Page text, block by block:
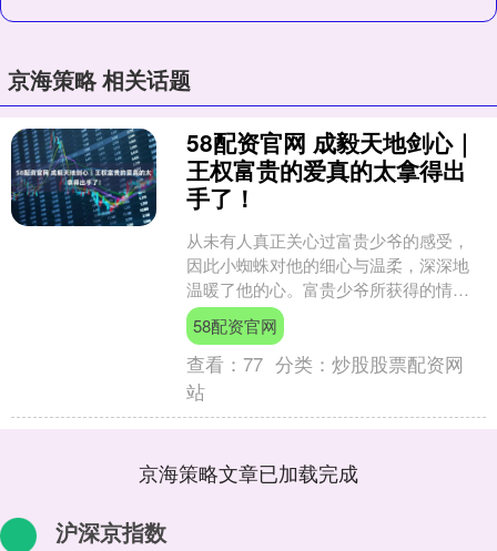
京海策略 相关话题
58配资官网 成毅天地剑心｜
王权富贵的爱真的太拿得出
手了！
从未有人真正关心过富贵少爷的感受，
因此小蜘蛛对他的细心与温柔，深深地
温暖了他的心。富贵少爷所获得的情感
本就有限，所以他总是倍加珍惜。每当
小蜘蛛抱怨药太苦，他会悄....
58配资官网
查看：77 分类：炒股股票配资网
站
京海策略文章已加载完成
沪深京指数